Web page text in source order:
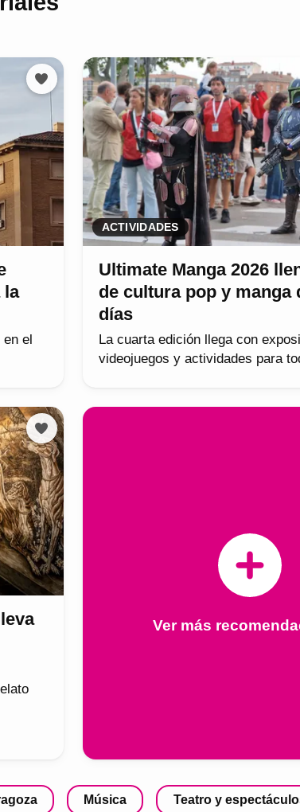
la
el
ACTIVIDADES
Ultimate Manga 2026
de cultura pop y manga
días
La cuarta edición llega con
videojuegos y actividades para
Ver más
Música Teatro y